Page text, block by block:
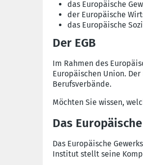
das Europäische
der Europäische
das Europäische
Der EGB
Im Rahmen des
Europäischen Union.
Berufsverbände.
Möchten Sie wissen,
Das
Das Europäische
Institut stellt seine